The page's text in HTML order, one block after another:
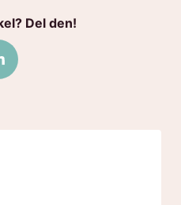
Del den!
på LinkedIn